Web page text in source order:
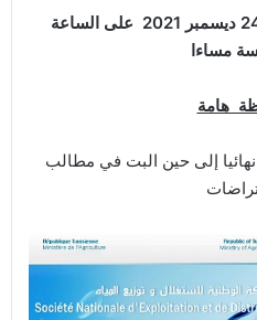
2021
على الساعة
مساءا
هامة
نهائيا إلى حين البت في مطالب